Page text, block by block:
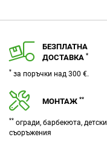
БЕЗПЛАТНА
ДОСТАВКА *
* за поръчки над 300 €.
МОНТАЖ **
** огради, барбекюта, детски
съоръжения